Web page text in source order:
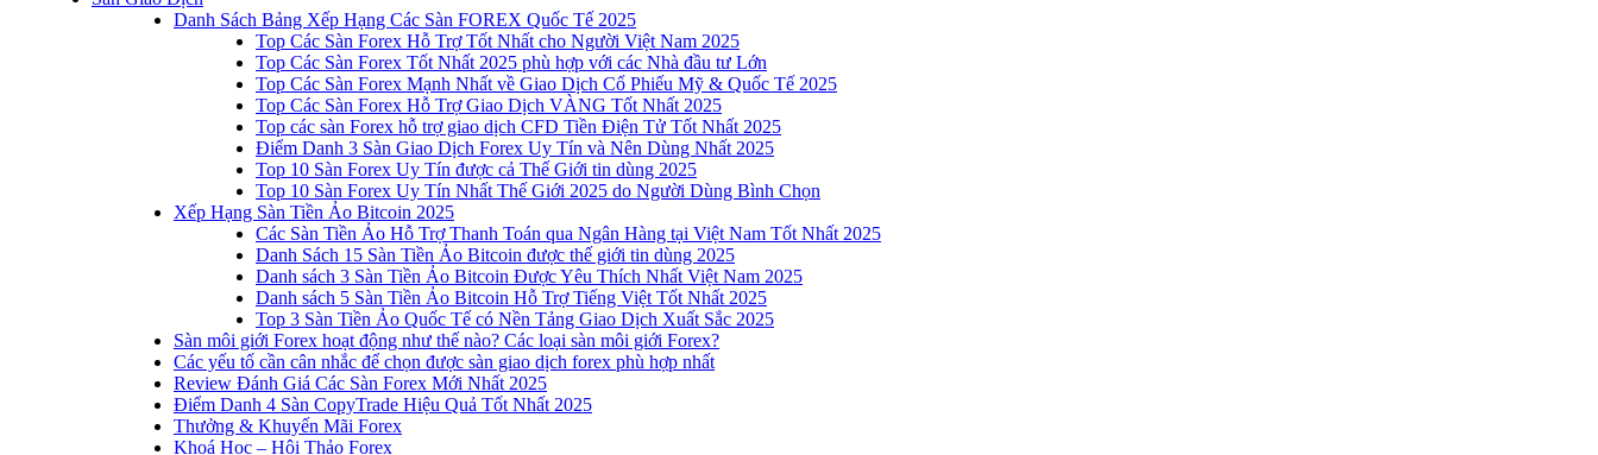
Danh Sách Bảng Xếp Hạng Các Sàn FOREX Quốc Tế 2025
Top Các Sàn Forex Hỗ Trợ Tốt Nhất cho Người Việt Nam 2025
Top Các Sàn Forex Tốt Nhất 2025 phù hợp với các Nhà đầu tư Lớn
Top Các Sàn Forex Mạnh Nhất về Giao Dịch Cổ Phiếu Mỹ & Quốc Tế 2025
Top Các Sàn Forex Hỗ Trợ Giao Dịch VÀNG Tốt Nhất 2025
Top các sàn Forex hỗ trợ giao dịch CFD Tiền Điện Tử Tốt Nhất 2025
Điểm Danh 3 Sàn Giao Dịch Forex Uy Tín và Nên Dùng Nhất 2025
Top 10 Sàn Forex Uy Tín được cả Thế Giới tin dùng 2025
Top 10 Sàn Forex Uy Tín Nhất Thế Giới 2025 do Người Dùng Bình Chọn
Xếp Hạng Sàn Tiền Ảo Bitcoin 2025
Các Sàn Tiền Ảo Hỗ Trợ Thanh Toán qua Ngân Hàng tại Việt Nam Tốt Nhất 2025
Danh Sách 15 Sàn Tiền Ảo Bitcoin được thế giới tin dùng 2025
Danh sách 3 Sàn Tiền Ảo Bitcoin Được Yêu Thích Nhất Việt Nam 2025
Danh sách 5 Sàn Tiền Ảo Bitcoin Hỗ Trợ Tiếng Việt Tốt Nhất 2025
Top 3 Sàn Tiền Ảo Quốc Tế có Nền Tảng Giao Dịch Xuất Sắc 2025
Sàn môi giới Forex hoạt động như thế nào? Các loại sàn môi giới Forex?
Các yếu tố cần cân nhắc để chọn được sàn giao dịch forex phù hợp nhất
Review Đánh Giá Các Sàn Forex Mới Nhất 2025
Điểm Danh 4 Sàn CopyTrade Hiệu Quả Tốt Nhất 2025
Thưởng & Khuyến Mãi Forex
Khoá Học – Hội Thảo Forex